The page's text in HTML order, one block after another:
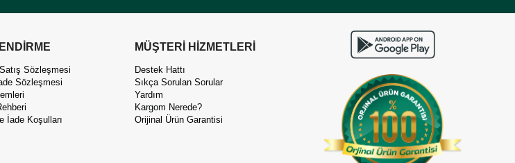
Sözleşmesi
Sözleşmesi
İade Koşulları
MÜŞTERİ HİZMETLERİ
Destek Hattı
Sıkça Sorulan Sorular
Yardım
Kargom Nerede?
Orijinal Ürün Garantisi